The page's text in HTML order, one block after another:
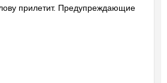
прилетит. Предупреждающие